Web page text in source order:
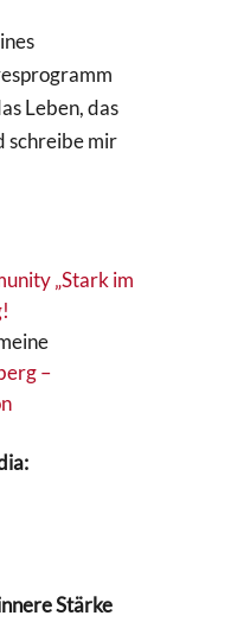
Leben, das
schreibe mir
„Stark im
–
Stärke